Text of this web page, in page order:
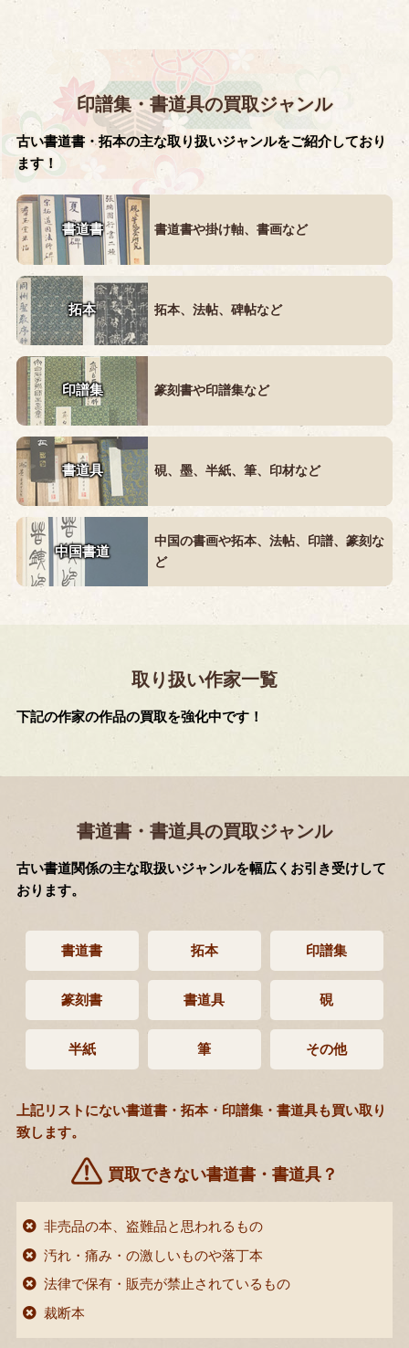
印譜集・書道具の買取ジャンル
古い書道書・拓本の主な取り扱いジャンルをご紹介しており
ます！
書道書 書道書や掛け軸、書画など
拓本 拓本、法帖、碑帖など
印譜集 篆刻書や印譜集など
書道具 硯、墨、半紙、筆、印材など
中国書道
中国の書画や拓本、法帖、印譜、篆刻な
ど
取り扱い作家一覧
下記の作家の作品の買取を強化中です！
書道書・書道具の買取ジャンル
古い書道関係の主な取扱いジャンルを幅広くお引き受けして
おります。
書道書 拓本 印譜集
篆刻書 書道具 硯
半紙 筆 その他
上記リストにない書道書・拓本・印譜集・書道具も買い取り
致します。
買取できない書道書・書道具？
非売品の本、盗難品と思われるもの
汚れ・痛み・の激しいものや落丁本
法律で保有・販売が禁止されているもの
裁断本